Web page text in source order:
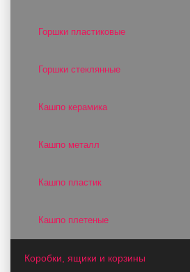
Горшки пластиковые
Горшки стеклянные
Кашпо керамика
Кашпо металл
Кашпо пластик
Кашпо плетеные
Коробки, ящики и корзины